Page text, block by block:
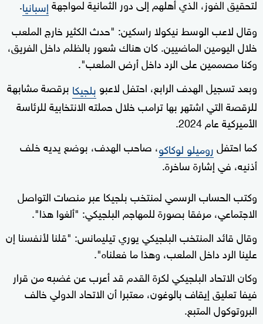
إسبانيا
وقال لاعب الوسط نيكولا راسكين: "حدث الكثير خارج الملعب
خلال اليومين الماضيين. كان هناك شعور بالظلم داخل الفريق،
وكنا مصممين على الرد داخل أرض الملعب".
وبعد تسجيل الهدف الرابع، احتفل لاعبو بلجيكا برقصة مشابهة
للرقصة التي اشتهر بها ترامب خلال حملته الانتخابية للرئاسة
الأميركية عام 2024.
كما احتفلروميلو لوكاكو، صاحب الهدف، بوضع يديه خلف
أذنيه، في إشارة ساخرة.
وكتب الحساب الرسمي لمنتخب بلجيكا عبر منصات التواصل
الاجتماعي، مرفقا بصورة للمهاجم البلجيكي: "ألغوا هذا".
وقال قائد المنتخب البلجيكي يوري تيليمانس: "قلنا لأنفسنا إن
علينا الرد داخل الملعب، وهذا ما فعلناه".
وكان الاتحاد البلجيكي لكرة القدم قد أعرب عن غضبه من قرار
فيفا تعليق إيقاف بالوغون، معتبرا أن الاتحاد الدولي خالف
البروتوكول المتبع.